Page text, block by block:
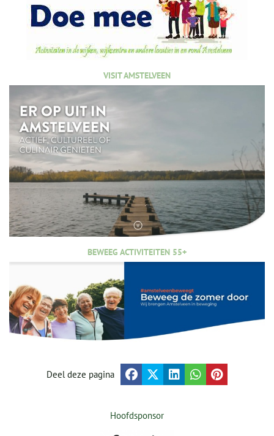
VISIT AMSTELVEEN
BEWEEG ACTIVITEITEN 55+
Deel deze pagina
Hoofdsponsor